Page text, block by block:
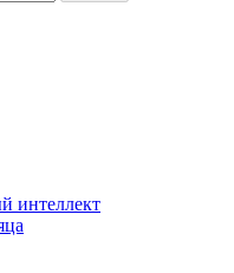
интеллект